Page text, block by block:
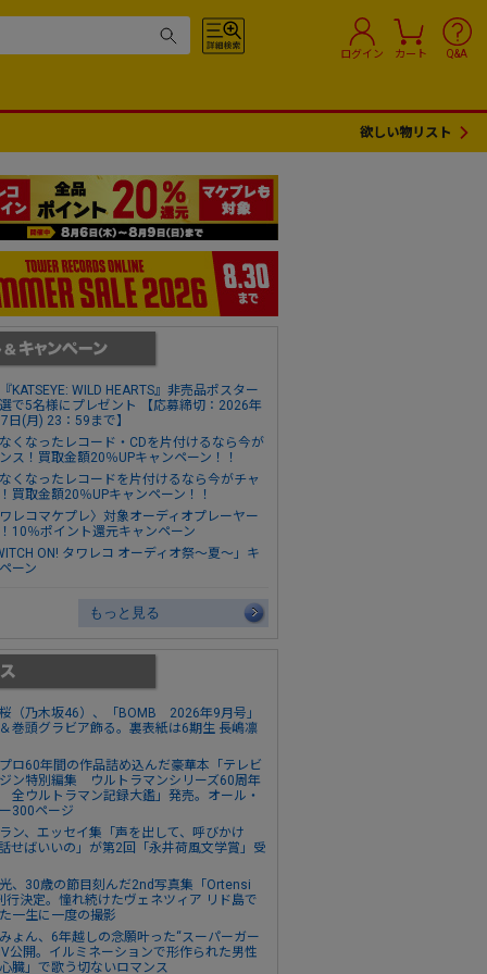
ログイン カート Q&A
欲しい物リスト
KATSEYE: WILD HEARTS』非売品ポスター
で5名様にプレゼント 【応募締切：2026年
日(月) 23：59まで】
くなったレコード・CDを片付けるなら今が
ス！買取金額20％UPキャンペーン！！
くなったレコードを片付けるなら今がチャ
買取金額20％UPキャンペーン！！
ワレコマケプレ〉対象オーディオプレーヤー
10％ポイント還元キャンペーン
ON! タワレコ オーディオ祭～夏～」キ
ーン
もっと見る
（乃木坂46）、「BOMB 2026年9月号」
巻頭グラビア飾る。裏表紙は6期生 長嶋凛
ロ60年間の作品詰め込んだ豪華本「テレビ
ン特別編集 ウルトラマンシリーズ60周年
全ウルトラマン記録大鑑」発売。オール・
300ページ
ン、エッセイ集「声を出して、呼びかけ
せばいいの」が第2回「永井荷風文学賞」受
、30歳の節目刻んだ2nd写真集「Ortensi
行決定。憧れ続けたヴェネツィア リド島で
一生に一度の撮影
ょん、6年越しの念願叶った“スーパーガー
公開。イルミネーションで形作られた男性
臓」で歌う切ないロマンス